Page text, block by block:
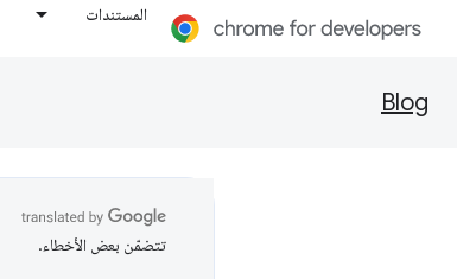
المستندات
Blog
تتضمّن بعض الأخطاء.